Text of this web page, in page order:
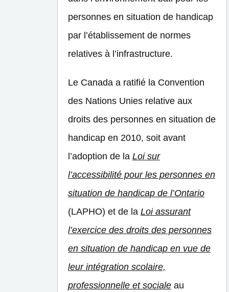
personnes en situation de handicap
par l’établissement de normes
relatives à l’infrastructure.
Le Canada a ratifié la Convention
des Nations Unies relative aux
droits des personnes en situation de
handicap en 2010, soit avant
l’adoption de la Loi sur
l’accessibilité pour les personnes en
situation de handicap de l’Ontario
(LAPHO) et de la Loi assurant
l’exercice des droits des personnes
en situation de handicap en vue de
leur intégration scolaire,
professionnelle et sociale au